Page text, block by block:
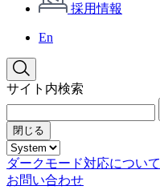
採用情報
En
サイト内検索
閉じる
ダークモード対応について
お問い合わせ